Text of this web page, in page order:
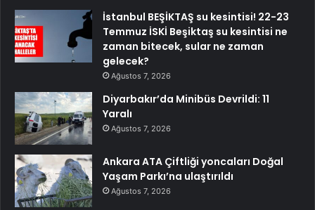
İstanbul BEŞİKTAŞ su kesintisi! 22-23
Temmuz İSKİ Beşiktaş su kesintisi ne
zaman bitecek, sular ne zaman
gelecek?
Ağustos 7, 2026
Diyarbakır’da Minibüs Devrildi: 11
Yaralı
Ağustos 7, 2026
Ankara ATA Çiftliği yoncaları Doğal
Yaşam Parkı’na ulaştırıldı
Ağustos 7, 2026